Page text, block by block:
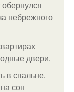
обернулся
небрежного
двери.
в спальне.
сон